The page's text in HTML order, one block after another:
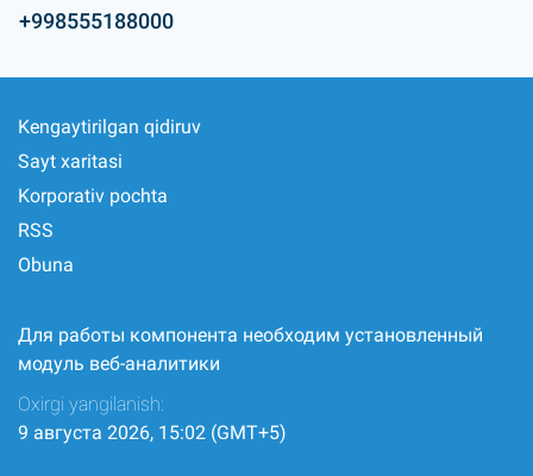
+998555188000
Kengaytirilgan qidiruv
Sayt xaritasi
Korporativ pochta
RSS
Obuna
Для работы компонента необходим установленный
модуль веб-аналитики
Oxirgi yangilanish:
9 августа 2026, 15:02 (GMT+5)